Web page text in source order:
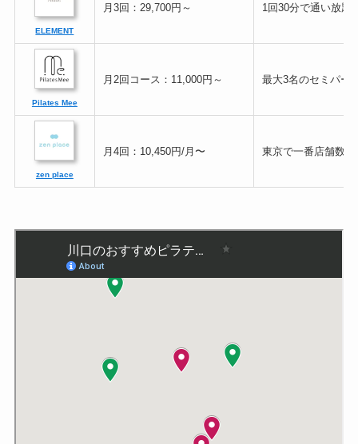
ELEMENT
月3回：29,700円～ 1回30分で通い放題
Pilates Mee
月2回コース：11,000円～ 最大3名のセミパー
zen place
月4回：10,450円/月〜 東京で一番店舗数が